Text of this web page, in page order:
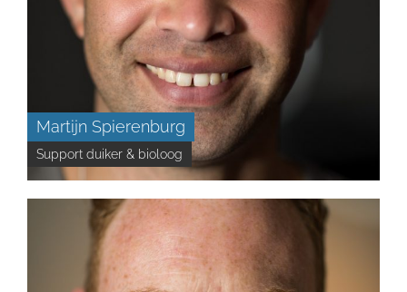
Martijn Spierenburg
Support duiker & bioloog